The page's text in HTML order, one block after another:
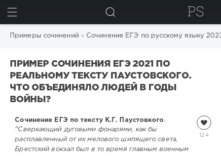
ИСКАТЬ
Примеры сочинений » Сочинение ЕГЭ по русскому языку
ПРИМЕР СОЧИНЕНИЯ ЕГЭ 2021 ПО
РЕАЛЬНОМУ ТЕКСТУ ПАУСТОВСКОГО.
ЧТО ОБЪЕДИНЯЛО ЛЮДЕЙ В ГОДЫ
ВОЙНЫ?
124
Сочинение ЕГЭ по тексту К.Г. Паустовкого .
"Сверкающий дуговыми фонарями, как бы
расплавленный от их мелового шипящего света,
Брестский вокзал был в то время главным военным